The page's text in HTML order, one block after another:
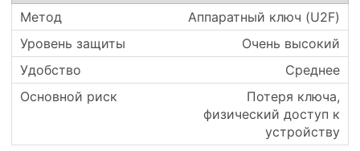
Аппаратный ключ (U2F)
Очень высокий
Среднее
Потеря ключа,
физический доступ к
устройству